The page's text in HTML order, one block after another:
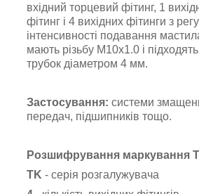
вхідний торцевий фітинг, 1
фітинг і 4 вихідних фітинги з
інтенсивності подавання
мають різьбу М10х1.0 і
трубок діаметром 4 мм.
Застосування: системи
передач, підшипників тощо.
Розшифрування маркування
TK - серія розгалужувача